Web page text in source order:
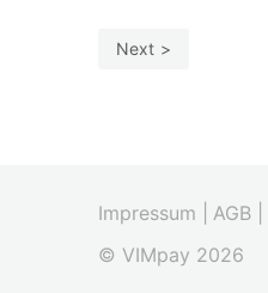
Next
Impressum | AGB |
© VIMpay 2026